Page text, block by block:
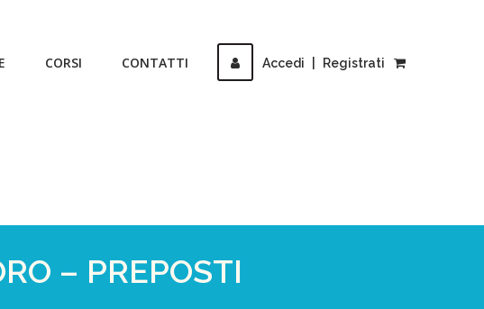
Accedi Registrati
CORSI CONTATTI
– PREPOSTI